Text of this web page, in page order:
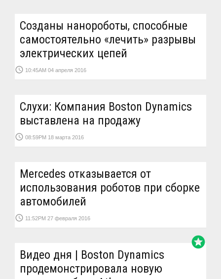
Созданы нанороботы, способные
самостоятельно «лечить» разрывы
электрических цепей
access_time 10:45AM 04 апреля 2016
Слухи: Компания Boston Dynamics
выставлена на продажу
access_time 08:59PM 18 марта 2016
Mercedes отказывается от
использования роботов при сборке
автомобилей
access_time 11:52PM 27 февраля 2016
Видео дня | Boston Dynamics
продемонстрировала новую
stars